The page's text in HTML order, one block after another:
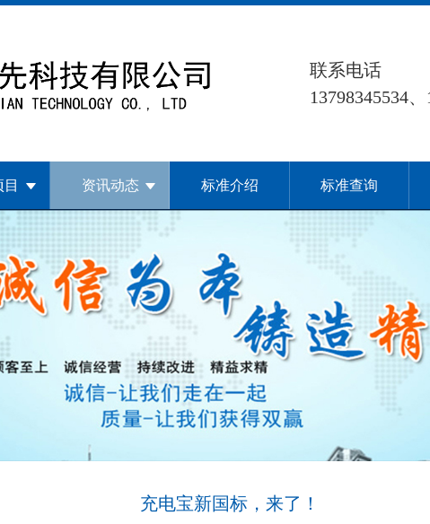
联系电话
13798345534
资讯动态 标准介绍 标准查询
充电宝新国标，来了！